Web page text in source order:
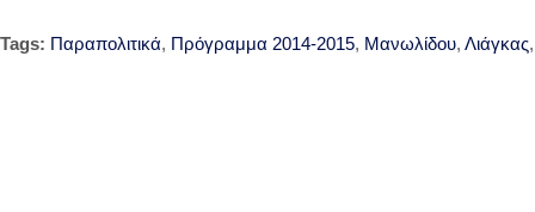
Tags: Παραπολιτικά, Πρόγραμμα 2014-2015, Μανωλίδου, Λιάγκας